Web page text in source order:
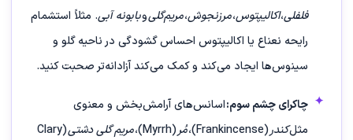
فلفلی،اکالیپتوس،مرزنجوش،مریم‌گلیوبابونه آبی. مثلاً استشمام
رایحه نعناع یا اکالیپتوس احساس گشودگی در ناحیه گلو و
سینوس‌ها ایجاد می‌کند و کمک می‌کند آزادانه‌تر صحبت کنید.
چاکرای چشم سوم:اسانس‌های آرامش‌بخش و معنوی
مثلکندر(Frankincense)، مُر(Myrrh)، مریم گلی دشتی (Clary